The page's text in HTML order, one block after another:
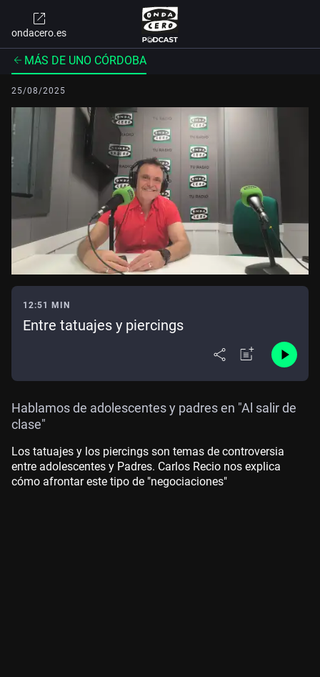
ondacero.es
MÁS DE UNO CÓRDOBA
25/08/2025
12:51 MIN
Entre tatuajes y piercings
Hablamos de adolescentes y padres en "Al salir de
clase"
Los tatuajes y los piercings son temas de controversia
entre adolescentes y Padres. Carlos Recio nos explica
cómo afrontar este tipo de "negociaciones"